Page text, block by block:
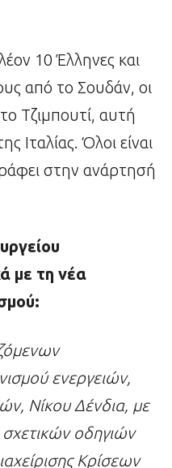
10 Έλληνες και
από το Σουδάν, οι
Τζιμπουτί, αυτή
Ιταλίας. Όλοι είναι
στην ανάρτησή
με τη νέα
ενεργειών,
Νίκου Δένδια, με
οδηγιών
Κρίσεων